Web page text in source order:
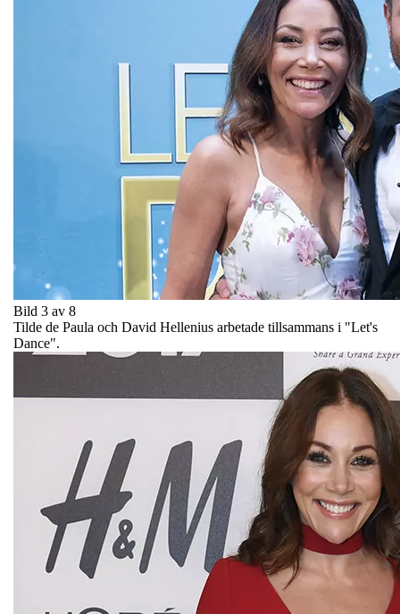
Bild 3 av 8
Tilde de Paula och David Hellenius arbetade tillsammans i "Let's
Dance".